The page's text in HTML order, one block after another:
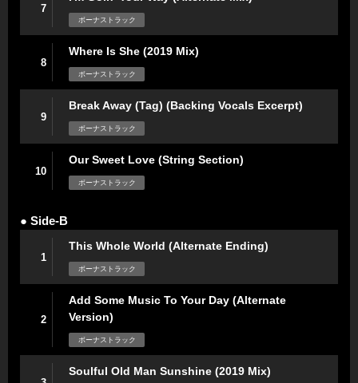
7
ボーナストラック
8
Where Is She (2019 Mix)
ボーナストラック
9
Break Away (Tag) (Backing Vocals Excerpt)
ボーナストラック
10
Our Sweet Love (String Section)
ボーナストラック
● Side-B
1
This Whole World (Alternate Ending)
ボーナストラック
2
Add Some Music To Your Day (Alternate
Version)
ボーナストラック
Soulful Old Man Sunshine (2019 Mix)